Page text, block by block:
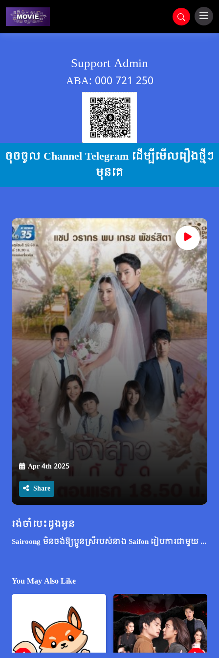
Support Admin
ABA: 000 721 250
ចុចចូល Channel Telegram ដើម្បីមើលរឿងថ្មីៗ
មុនគេ
Apr 4th 2025
Share
រង់ចាំបេះដូងអូន
Sairoong មិនចង់ឱ្យប្អូនស្រីរបស់នាង Saifon រៀបការជាមួយ Thanupat ហើយបញ្ចុះបញ្ចូលនាងឱ្យរត់ចេញ។ ឥឡូវនេះ Sairoong កំពុងមានបញ្ហាធំ ខណៈដែលនាងត្រូវបានកំណត់ឱ្យធ្វើជាកូនក្រមុំជំនួស។ តើនាងនឹងធ្វើអ្វី?
You May Also Like